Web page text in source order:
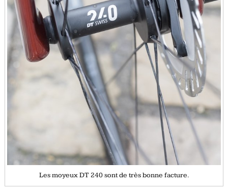
Les moyeux DT 240 sont de très bonne facture.